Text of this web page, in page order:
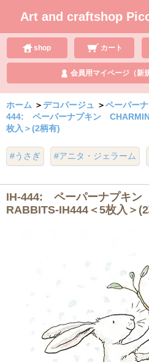
Art and craftshop
shop カート
会員用マイページ（新
ホーム ＞デコパージュ ＞ペーパー
444: ペーパーナプキン
枚入＞(2柄有)
#うさぎ #アニタ・ジェラーム
IH-444: ペーパーナプキン
RABBITS-IH444＜5枚入＞